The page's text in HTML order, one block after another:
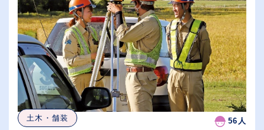
土木・舗装 56人